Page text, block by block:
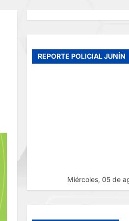
REPORTE POLICIAL JUNÍN
Miércoles, 05 de